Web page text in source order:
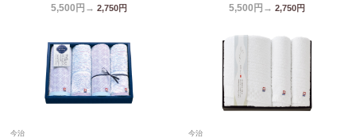
5,500円→ 2,750円 5,500円→ 2,750円
今治 今治